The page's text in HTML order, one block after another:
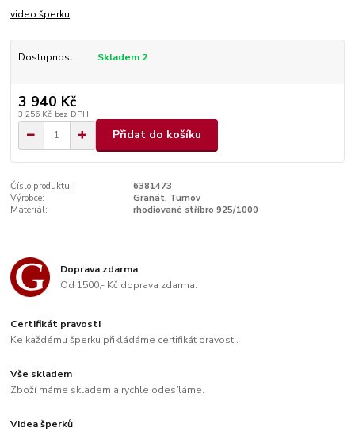
video šperku
Dostupnost Skladem 2
3 940 Kč
3 256 Kč bez DPH
Přidat do košíku
Číslo produktu:
6381473
Výrobce:
Granát, Turnov
Materiál:
rhodiované stříbro 925/1000
Doprava zdarma
Od 1500,- Kč doprava zdarma.
Certifikát pravosti
Ke každému šperku přikládáme certifikát pravosti.
Vše skladem
Zboží máme skladem a rychle odesíláme.
Videa šperků